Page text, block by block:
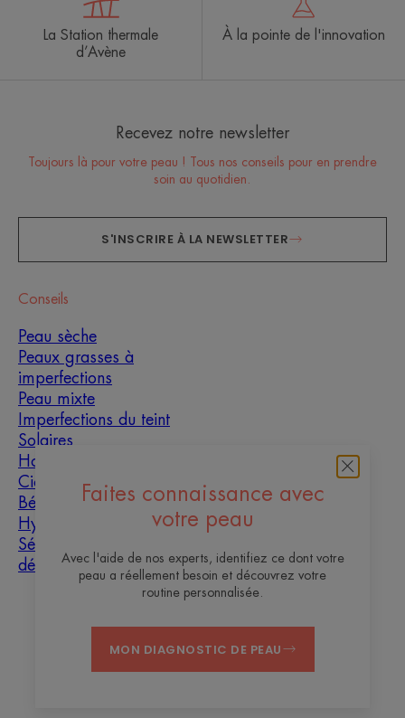
Faites connaissance avec
votre peau
Avec l'aide de nos experts, identifiez ce dont votre
peau a réellement besoin et découvrez votre
routine personnalisée.
MON DIAGNOSTIC DE PEAU
La Station thermale
d’Avène
À la pointe de l'innovation
Recevez notre newsletter
Toujours là pour votre peau ! Tous nos conseils pour en prendre
soin au quotidien.
S'INSCRIRE À LA NEWSLETTER
Conseils
Peau sèche
Peaux grasses à
imperfections
Peau mixte
Imperfections du teint
Solaires
Homme
Cicatrisation
Bébé
Hyperkératose
Sécheresse et
déshydratation
ContactQuestions fréquentes